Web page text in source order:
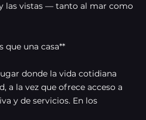
las vistas — tanto al mar como
que una casa**
donde la vida cotidiana
a la vez que ofrece acceso a
y de servicios. En los